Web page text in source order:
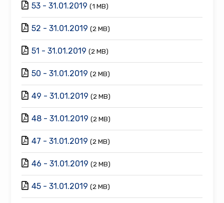
53 - 31.01.2019 (1 MB)
52 - 31.01.2019 (2 MB)
51 - 31.01.2019 (2 MB)
50 - 31.01.2019 (2 MB)
49 - 31.01.2019 (2 MB)
48 - 31.01.2019 (2 MB)
47 - 31.01.2019 (2 MB)
46 - 31.01.2019 (2 MB)
45 - 31.01.2019 (2 MB)